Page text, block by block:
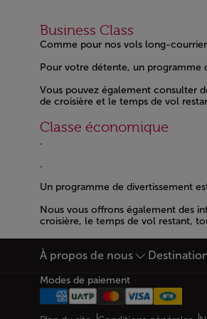
Business Class
Comme pour nos vols long-
Open in a new window
Open in a new window
Pour votre détente, un programme
Open in a new window
Vous pouvez également consulter
de croisière et le temps de vol
Open in a new window
Classe économique
.
Open in a new window
.
Open in a new window
Un programme de divertissement
Open in a new window
Nous vous offrons également des
croisière, le temps de vol restant,
Bas de page
À propos de nous
Modes de paiement